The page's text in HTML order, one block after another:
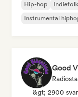
Hip-hop Indiefolk
Instrumental
Good
&gt; 2900